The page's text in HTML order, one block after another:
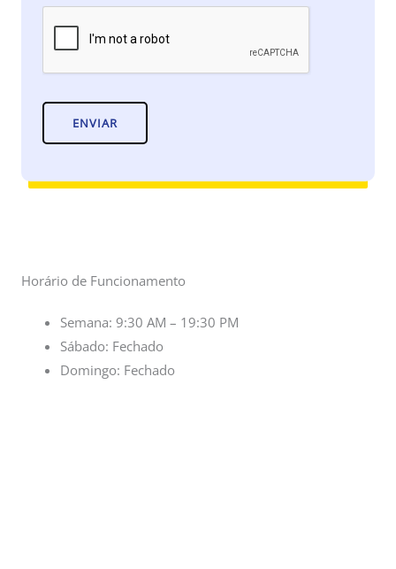
ENVIAR
Horário de Funcionamento
Semana: 9:30 AM – 19:30 PM
Sábado: Fechado
Domingo: Fechado